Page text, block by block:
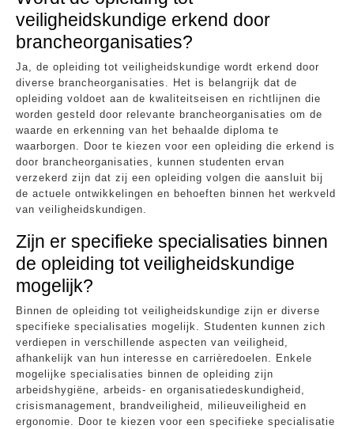
veiligheidskundige erkend door
brancheorganisaties?
Ja, de opleiding tot veiligheidskundige wordt erkend door
diverse brancheorganisaties. Het is belangrijk dat de
opleiding voldoet aan de kwaliteitseisen en richtlijnen die
worden gesteld door relevante brancheorganisaties om de
waarde en erkenning van het behaalde diploma te
waarborgen. Door te kiezen voor een opleiding die erkend is
door brancheorganisaties, kunnen studenten ervan
verzekerd zijn dat zij een opleiding volgen die aansluit bij
de actuele ontwikkelingen en behoeften binnen het werkveld
van veiligheidskundigen.
Zijn er specifieke specialisaties binnen
de opleiding tot veiligheidskundige
mogelijk?
Binnen de opleiding tot veiligheidskundige zijn er diverse
specifieke specialisaties mogelijk. Studenten kunnen zich
verdiepen in verschillende aspecten van veiligheid,
afhankelijk van hun interesse en carrièredoelen. Enkele
mogelijke specialisaties binnen de opleiding zijn
arbeidshygiëne, arbeids- en organisatiedeskundigheid,
crisismanagement, brandveiligheid, milieuveiligheid en
ergonomie. Door te kiezen voor een specifieke specialisatie